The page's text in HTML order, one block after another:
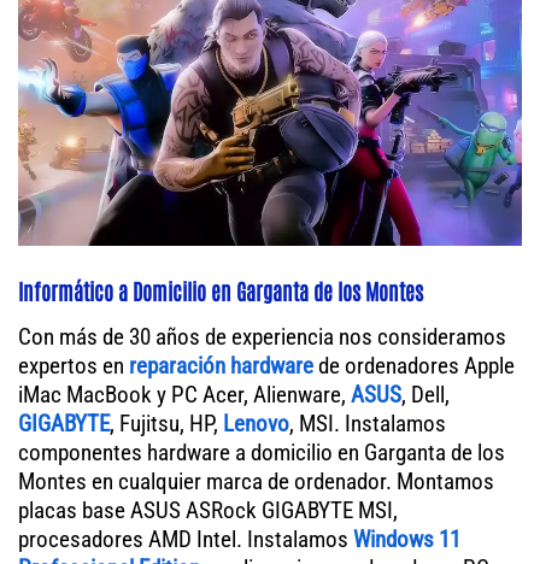
Informático a Domicilio en Garganta de los Montes
Con más de 30 años de experiencia nos consideramos
expertos en reparación hardwarede ordenadores Apple
iMac MacBook y PC Acer, Alienware, ASUS, Dell,
GIGABYTE, Fujitsu, HP, Lenovo, MSI. Instalamos
componentes hardware a domicilio en Garganta de los
Montes en cualquier marca de ordenador. Montamos
placas base ASUS ASRock GIGABYTE MSI,
procesadores AMD Intel. Instalamos Windows 11